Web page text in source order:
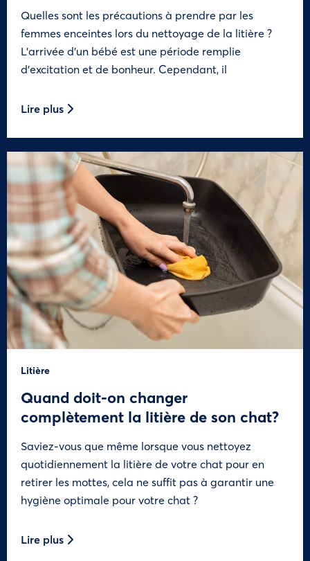
Quelles sont les précautions à prendre par les
femmes enceintes lors du nettoyage de la litière ?
L’arrivée d’un bébé est une période remplie
d’excitation et de bonheur. Cependant, il
Lire plus
Litière
Quand doit-on changer
complètement la litière de son chat?
Saviez-vous que même lorsque vous nettoyez
quotidiennement la litière de votre chat pour en
retirer les mottes, cela ne suffit pas à garantir une
hygiène optimale pour votre chat ?
Lire plus